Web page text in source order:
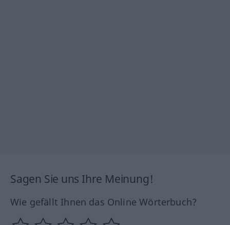
Sagen Sie uns Ihre Meinung!
Wie gefällt Ihnen das Online Wörterbuch?